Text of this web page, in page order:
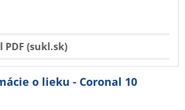
PDF (sukl.sk)
o lieku - Coronal 10